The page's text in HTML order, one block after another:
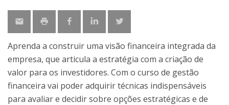
Aprenda a construir uma visão financeira integrada da
empresa, que articula a estratégia com a criação de
valor para os investidores. Com o curso de gestão
financeira vai poder adquirir técnicas indispensáveis
para avaliar e decidir sobre opções estratégicas e de